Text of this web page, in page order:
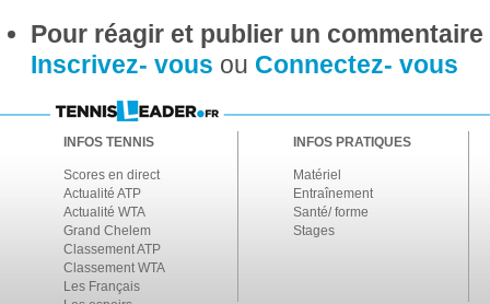
Pour réagir et publier un
Inscrivez- vous ou Connectez- vous
INFOS TENNIS
Scores en direct
Actualité ATP
Actualité WTA
Grand Chelem
Classement ATP
Classement WTA
Les Français
INFOS PRATIQUES
Matériel
Entraînement
Santé/ forme
Stages